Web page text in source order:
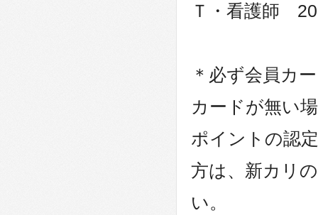
Ｔ・看護師
＊必ず会員カ
カードが無い
ポイントの認
方は、新カリ
い。